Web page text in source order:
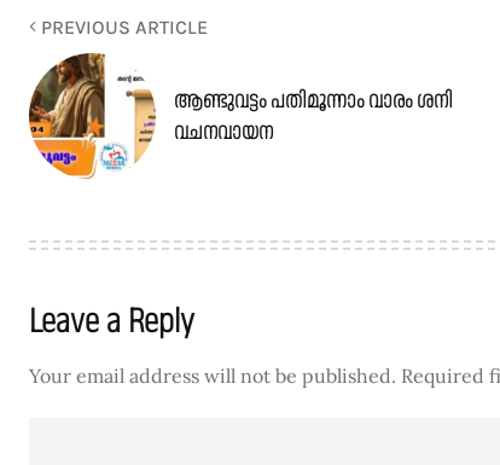
PREVIOUS ARTICLE
ആണ്ടുവട്ടം പതിമൂന്നാം വാരം ശനി
വചനവായന
Leave a Reply
Your email address will not be published. Required